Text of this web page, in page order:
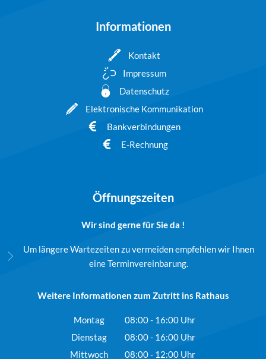
Informationen
Kontakt
Impressum
Datenschutz
Elektronische Kommunikation
Bankverbindungen
E-Rechnung
Öffnungszeiten
Wir sind gerne für Sie da !
Um längere Wartezeiten zu vermeiden empfehlen wir Ihnen
eine Terminvereinbarung.
Weitere Informationen zum Zutritt ins Rathaus
Montag 08:00- 16:00Uhr
Von 08:00 bis 16:00 Uhr
Dienstag 08:00- 16:00Uhr
Von 08:00 bis 16:00 Uhr
Mittwoch 08:00- 12:00Uhr